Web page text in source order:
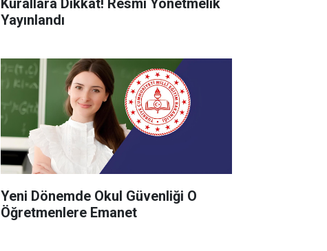
Kurallara Dikkat! Resmi Yönetmelik
Yayınlandı
Yeni Dönemde Okul Güvenliği O
Öğretmenlere Emanet